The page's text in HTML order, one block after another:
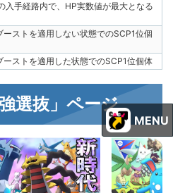
MENU
入手経路内で、HP実数値が最大となる
ストを適用しない状態でのSCP1位個
ストを適用した状態でのSCP1位個体
選抜」ページ